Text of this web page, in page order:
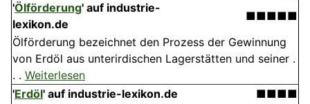
'Ölförderung' auf industrie-
lexikon.de
■■■■■
Ölförderung bezeichnet den Prozess der Gewinnung
von Erdöl aus unterirdischen Lagerstätten und seiner .
. . Weiterlesen
'Erdöl' auf industrie-lexikon.de
■■■■